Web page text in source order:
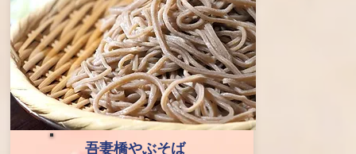
吾妻橋やぶそば